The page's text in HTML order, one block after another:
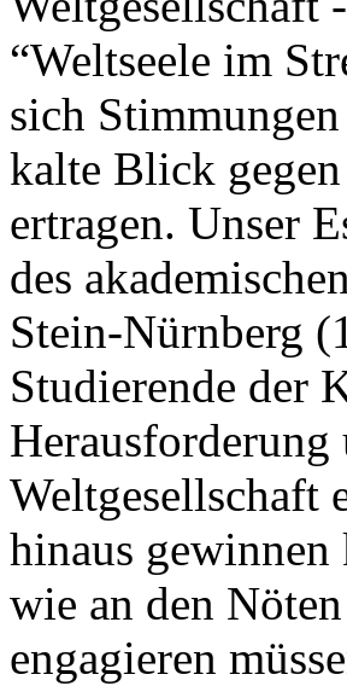
“Weltseele im
sich
kalte Blick
ertragen. Unser
des
Stein-Nürnberg
Studierende der
Weltgesellschaft
hinaus
wie an den
engagieren